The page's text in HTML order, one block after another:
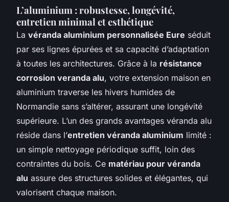
L’aluminium : robustesse, longévité,
entretien minimal et esthétique
La véranda aluminium personnalisée Eure séduit
par ses lignes épurées et sa capacité d’adaptation
à toutes les architectures. Grâce à la résistance
corrosion veranda alu, votre extension maison en
aluminium traverse les hivers humides de
Normandie sans s’altérer, assurant une longévité
supérieure. L’un des grands avantages véranda alu
réside dans l’entretien véranda aluminium limité :
un simple nettoyage périodique suffit, loin des
contraintes du bois. Ce matériau pour véranda
alu assure des structures solides et élégantes, qui
valorisent chaque maison.